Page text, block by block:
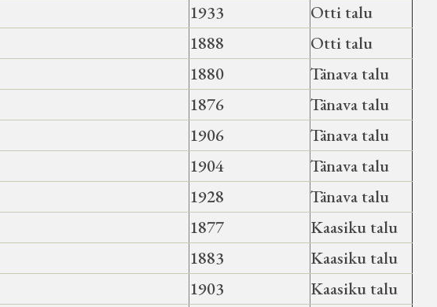
1933
Otti talu
1888
Otti talu
1880
Tänava talu
1876
Tänava talu
1906
Tänava talu
1904
Tänava talu
1928
Tänava talu
1877
Kaasiku talu
1883
Kaasiku talu
1903
Kaasiku talu